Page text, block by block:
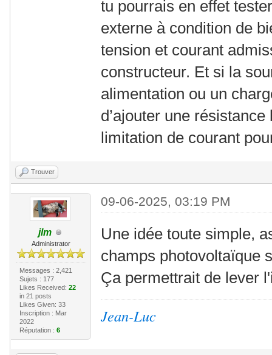
tu pourrais en effet
externe à condition de
tension et courant
constructeur. Et si la
alimentation ou un
d’ajouter une
limitation de courant
Trouver
jlm
Administrator
Messages : 2,421
Sujets : 177
Likes Received: 22
in 21 posts
Likes Given: 33
Inscription : Mar
2022
Réputation : 6
09-06-2025, 03:19 PM
Une idée toute simple,
champs photovoltaïque
Ça permettrait de lever
Jean-Luc